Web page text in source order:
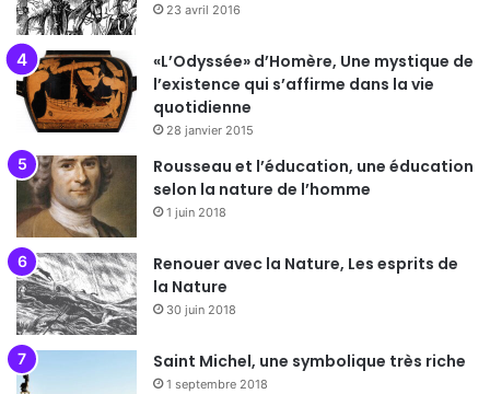
23 avril 2016
«L’Odyssée» d’Homère, Une mystique de
l’existence qui s’affirme dans la vie
quotidienne
28 janvier 2015
Rousseau et l’éducation, une éducation
selon la nature de l’homme
1 juin 2018
Renouer avec la Nature, Les esprits de
la Nature
30 juin 2018
Saint Michel, une symbolique très riche
1 septembre 2018